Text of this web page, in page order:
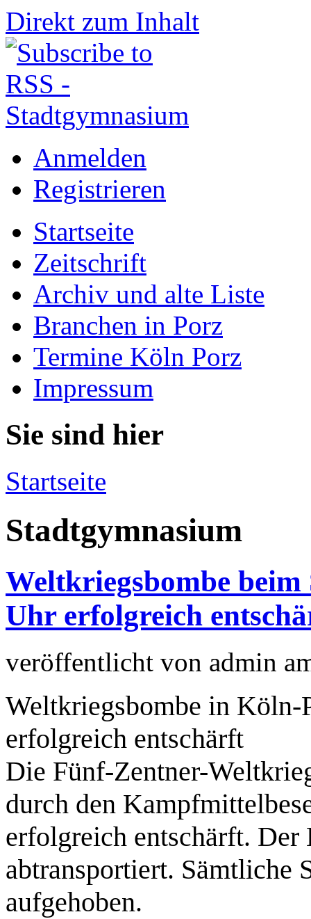
Direkt zum Inhalt
Anmelden
Registrieren
Startseite
Zeitschrift
Archiv und alte Liste
Branchen in Porz
Termine Köln Porz
Impressum
Sie sind hier
Startseite
Stadtgymnasium
Weltkriegsbombe
Uhr erfolgreich
veröffentlicht von admin
Weltkriegsbombe in Köln-
erfolgreich entschärft
Die Fünf-Zentner-
durch den
erfolgreich entschärft.
abtransportiert. Sämtliche
aufgehoben.